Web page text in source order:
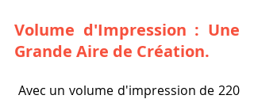
Volume d'Impression : Une
Grande Aire de Création.